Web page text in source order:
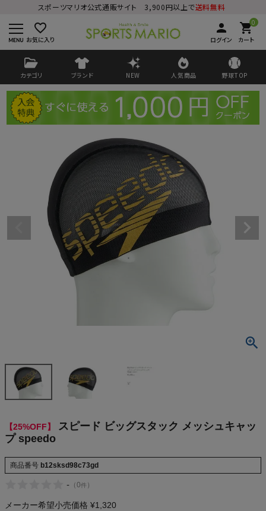
スポーツマリオ公式通販サイト 3,900円以上で送料無料
favorite_border
お気に入り
person
ログイン
0
shopping_cart
カート
カテゴリ ブランド NEW 人気商品 野球TOP
ようこそ ゲスト 様
On
THE NORTH FACE
NIKE
【25%OFF】
スピード ビッグスタック メッシュキャッ
プ speedo
商品番号 b12sksd98c73gd
- （0件 ）
メーカー希望小売価格 ¥1,320